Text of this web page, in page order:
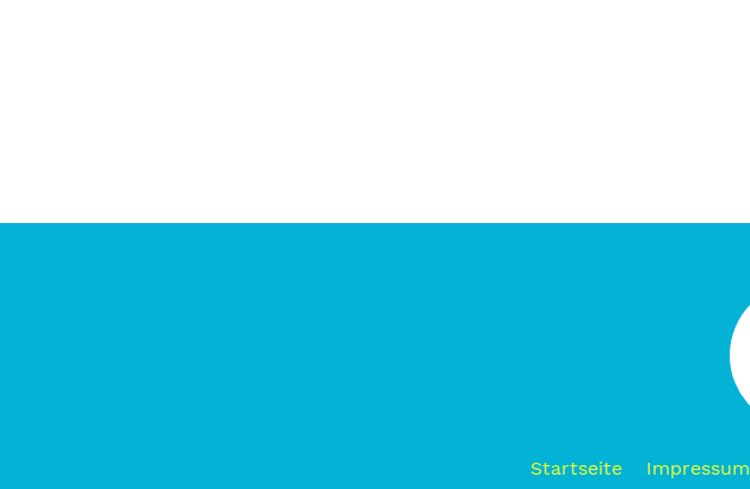
Startseite Impressum